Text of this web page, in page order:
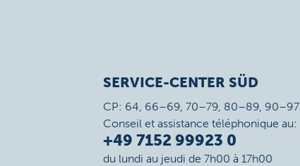
SERVICE-CENTER SÜD
CP: 64, 66–69, 70–79, 80–89, 90–97
Conseil et assistance téléphonique au:
+49 7152 99923 0
du lundi au jeudi de 7h00 à 17h00